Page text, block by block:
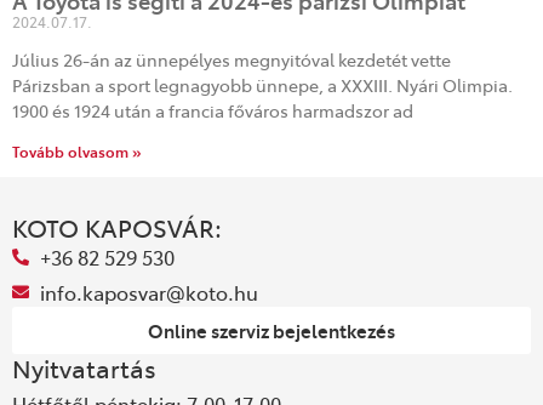
2024.07.17.
Július 26-án az ünnepélyes megnyitóval kezdetét vette
Párizsban a sport legnagyobb ünnepe, a XXXIII. Nyári Olimpia.
1900 és 1924 után a francia főváros harmadszor ad
Tovább olvasom »
KOTO KAPOSVÁR:
+36 82 529 530
info.kaposvar@koto.hu
Online szerviz bejelentkezés
Nyitvatartás